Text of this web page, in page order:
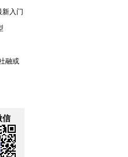
新入门
融或
信